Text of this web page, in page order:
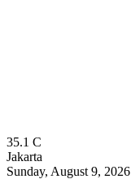
35.1 C
Jakarta
Sunday, August 9, 2026